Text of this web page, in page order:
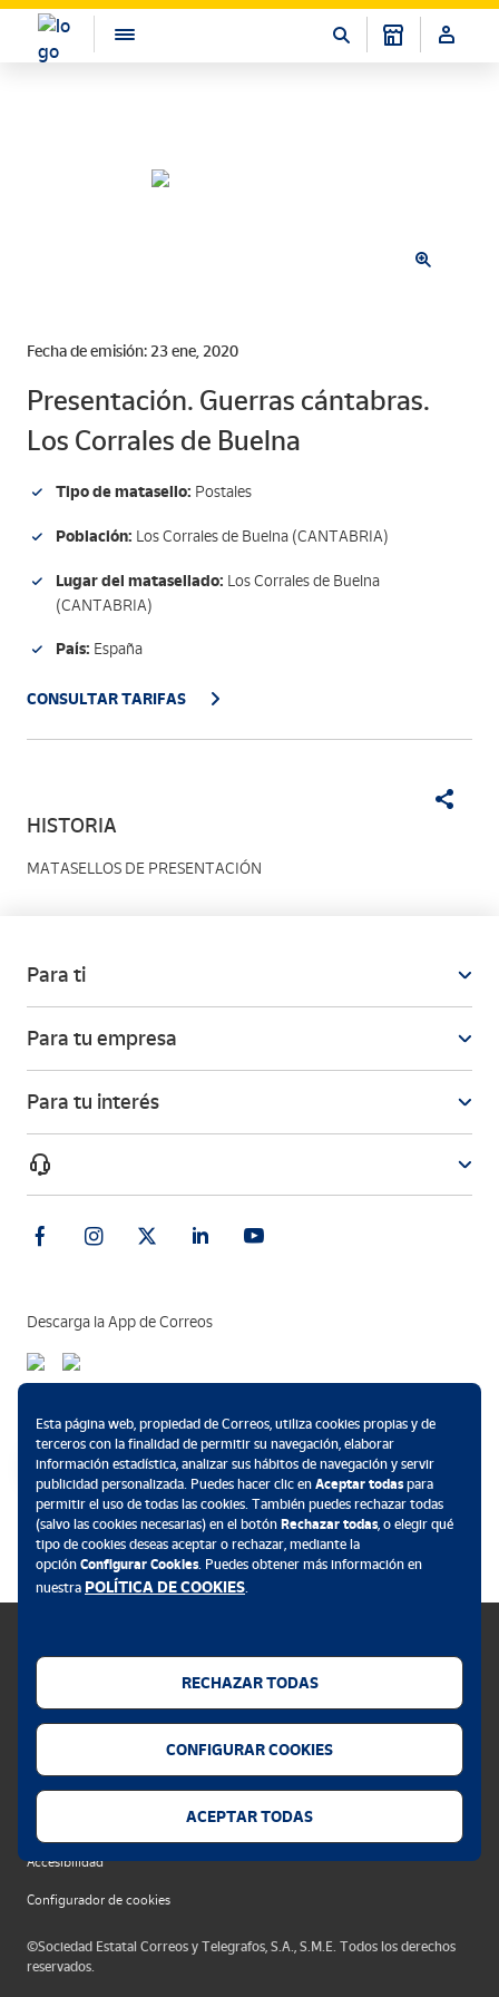
Fecha de emisión: 23 ene, 2020
Presentación. Guerras cántabras.
Los Corrales de Buelna
Tipo de matasello: Postales
Población: Los Corrales de Buelna (CANTABRIA)
Lugar del matasellado: Los Corrales de Buelna
(CANTABRIA)
País: España
CONSULTAR TARIFAS
HISTORIA
MATASELLOS DE PRESENTACIÓN
Para ti
Para tu empresa
Para tu interés
Descarga la App de Correos
Política de cookies
Privacidad web
Accesibilidad
Configurador de cookies
©Sociedad Estatal Correos y Telegrafos, S.A., S.M.E. Todos los derechos
reservados.
Esta página web, propiedad de Correos, utiliza cookies propias y de
terceros con la finalidad de permitir su navegación, elaborar
información estadística, analizar sus hábitos de navegación y servir
publicidad personalizada. Puedes hacer clic en Aceptar todaspara
permitir el uso de todas las cookies. También puedes rechazar todas
(salvo las cookies necesarias) en el botón Rechazar todas, o elegir qué
tipo de cookies deseas aceptar o rechazar, mediante la
opción Configurar Cookies. Puedes obtener más información en
nuestra POLÍTICA DE COOKIES.
RECHAZAR TODAS
CONFIGURAR COOKIES
ACEPTAR TODAS